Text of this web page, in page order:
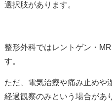
選択肢があります。
整形外科ではレントゲン・
す。
ただ、電気治療や痛み止めや
経過観察のみという場合があ